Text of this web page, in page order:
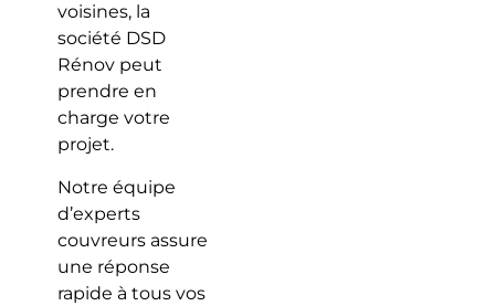
voisines, la
société DSD
Rénov peut
prendre en
charge votre
projet.
Notre équipe
d’experts
couvreurs assure
une réponse
rapide à tous vos